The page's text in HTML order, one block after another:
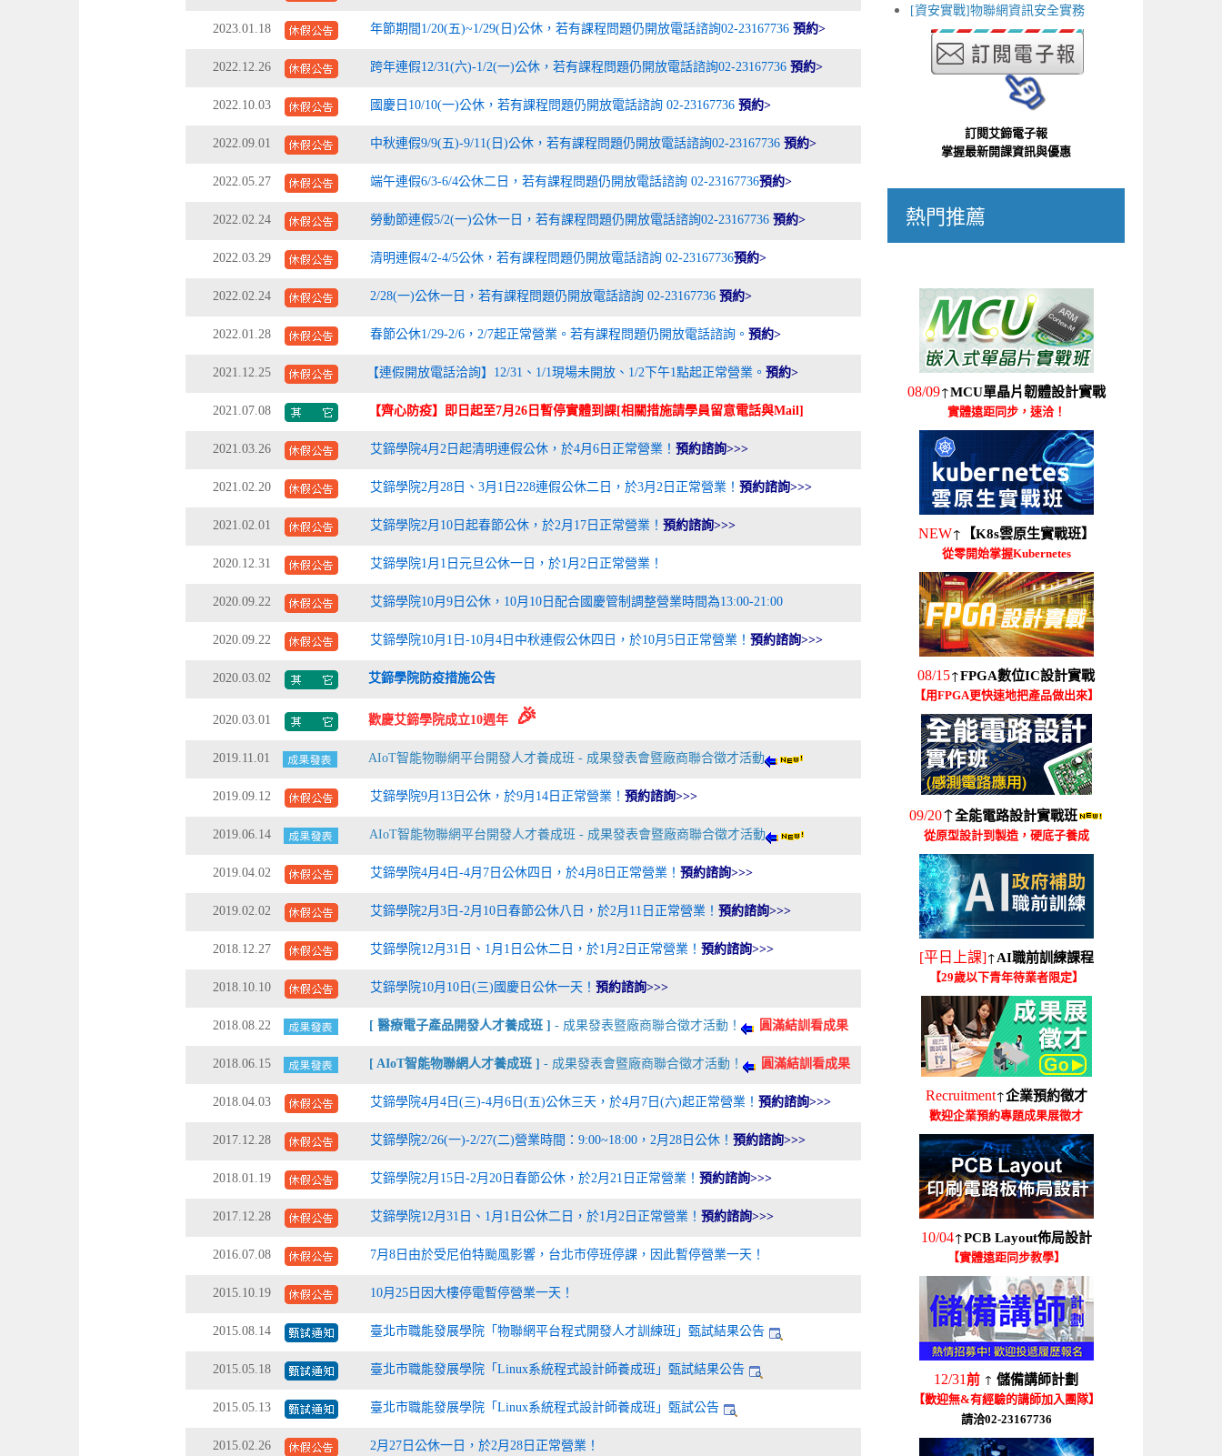
2023.01.18 年節期間1/20(五)~1/29(日)公休，若有課程問題仍開放電話諮詢02-23167736 預約>
2022.12.26 跨年連假12/31(六)-1/2(一)公休，若有課程問題仍開放電話諮詢02-23167736 預約>
2022.10.03 國慶日10/10(一)公休，若有課程問題仍開放電話諮詢 02-23167736 預約>
2022.09.01 中秋連假9/9(五)-9/11(日)公休，若有課程問題仍開放電話諮詢02-23167736 預約>
2022.05.27 端午連假6/3-6/4公休二日，若有課程問題仍開放電話諮詢 02-23167736預約>
2022.02.24 勞動節連假5/2(一)公休一日，若有課程問題仍開放電話諮詢02-23167736 預約>
2022.03.29 清明連假4/2-4/5公休，若有課程問題仍開放電話諮詢 02-23167736預約>
2022.02.24 2/28(一)公休一日，若有課程問題仍開放電話諮詢 02-23167736 預約>
2022.01.28 春節公休1/29-2/6，2/7起正常營業。若有課程問題仍開放電話諮詢。 預約>
2021.12.25 【連假開放電話洽詢】12/31、1/1現場未開放、1/2下午1點起正常營業。 預約>
2021.07.08 【齊心防疫】即日起至7月26日暫停實體到課[相關措施請學員留意電話與Mail]
2021.03.26 艾鍗學院4月2日起清明連假公休，於4月6日正常營業！ 預約諮詢>>>
2021.02.20 艾鍗學院2月28日、3月1日228連假公休二日，於3月2日正常營業！ 預約諮詢>>>
2021.02.01 艾鍗學院2月10日起春節公休，於2月17日正常營業！ 預約諮詢>>>
2020.12.31 艾鍗學院1月1日元旦公休一日，於1月2日正常營業！
2020.09.22 艾鍗學院10月9日公休，10月10日配合國慶管制調整營業時間為13:00-21:00
2020.09.22 艾鍗學院10月1日-10月4日中秋連假公休四日，於10月5日正常營業！ 預約諮詢>>>
2020.03.02 艾鍗學院防疫措施公告
2020.03.01 歡慶艾鍗學院成立10週年 🎉
2019.11.01 AIoT智能物聯網平台開發人才養成班 - 成果發表會暨廠商聯合徵才活動
2019.09.12 艾鍗學院9月13日公休，於9月14日正常營業！ 預約諮詢>>>
2019.06.14 AIoT智能物聯網平台開發人才養成班 - 成果發表會暨廠商聯合徵才活動
2019.04.02 艾鍗學院4月4日-4月7日公休四日，於4月8日正常營業！ 預約諮詢>>>
2019.02.02 艾鍗學院2月3日-2月10日春節公休八日，於2月11日正常營業！ 預約諮詢>>>
2018.12.27 艾鍗學院12月31日、1月1日公休二日，於1月2日正常營業！ 預約諮詢>>>
2018.10.10 艾鍗學院10月10日(三)國慶日公休一天！ 預約諮詢>>>
2018.08.22 [ 醫療電子產品開發人才養成班 ] - 成果發表暨廠商聯合徵才活動！ 圓滿結訓看成果
2018.06.15 [ AIoT智能物聯網人才養成班 ] - 成果發表會暨廠商聯合徵才活動！ 圓滿結訓看成果
2018.04.03 艾鍗學院4月4日(三)-4月6日(五)公休三天，於4月7日(六)起正常營業！ 預約諮詢>>>
2017.12.28 艾鍗學院2/26(一)-2/27(二)營業時間：9:00~18:00，2月28日公休！ 預約諮詢>>>
2018.01.19 艾鍗學院2月15日-2月20日春節公休，於2月21日正常營業！ 預約諮詢>>>
2017.12.28 艾鍗學院12月31日、1月1日公休二日，於1月2日正常營業！ 預約諮詢>>>
2016.07.08 7月8日由於受尼伯特颱風影響，台北市停班停課，因此暫停營業一天！
2015.10.19 10月25日因大樓停電暫停營業一天！
2015.08.14 臺北市職能發展學院「物聯網平台程式開發人才訓練班」甄試結果公告
2015.05.18 臺北市職能發展學院「Linux系統程式設計師養成班」甄試結果公告
2015.05.13 臺北市職能發展學院「Linux系統程式設計師養成班」甄試公告
2015.02.26 2月27日公休一日，於2月28日正常營業！
[資安實戰]物聯網資訊安全實務
訂閱艾鍗電子報
掌握最新開課資訊與優惠
熱門推薦
08/09↑MCU單晶片韌體設計實戰
實體遠距同步，速洽！
NEW↑ 【K8s雲原生實戰班】
從零開始掌握Kubernetes
08/15↑FPGA數位IC設計實戰
【用FPGA更快速地把產品做出來】
09/20↑全能電路設計實戰班
從原型設計到製造，硬底子養成
[平日上課]↑AI職前訓練課程
【29歲以下青年待業者限定】
Recruitment↑企業預約徵才
歡迎企業預約專題成果展徵才
10/04↑PCB Layout佈局設計
【實體遠距同步教學】
12/31前 ↑ 儲備講師計劃
【歡迎無&有經驗的講師加入團隊】
請洽02-23167736